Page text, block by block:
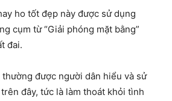
ho tốt đẹp này được sử dụng
cụm từ “Giải phóng mặt bằng”
đai.
thường được người dân hiểu và sử
đây, tức là làm thoát khỏi tình